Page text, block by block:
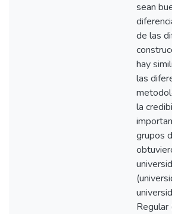
sean
de las
hay
las
la
grupos
Regular